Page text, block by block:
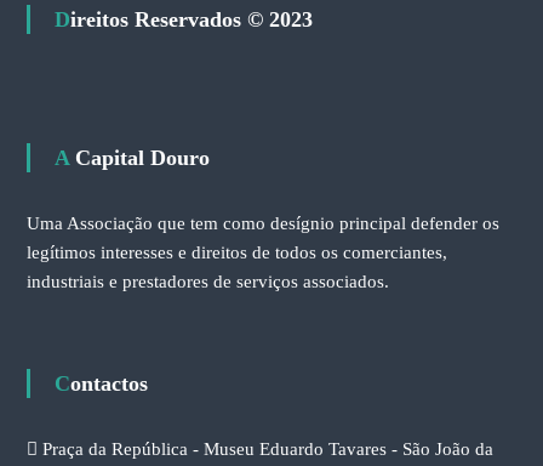
Direitos Reservados © 2023
A Capital Douro
Uma Associação que tem como desígnio principal defender os
legítimos interesses e direitos de todos os comerciantes,
industriais e prestadores de serviços associados.
Contactos
Praça da República - Museu Eduardo Tavares - São João da